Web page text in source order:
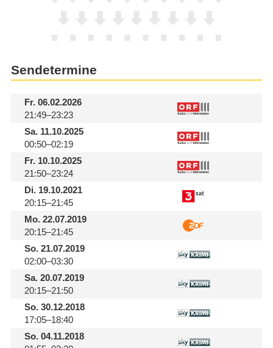
Sendetermine
Fr.06.02.2026
21:49–23:23
Sa.11.10.2025
00:50–02:19
Fr.10.10.2025
21:50–23:24
Di.19.10.2021
20:15–21:45
Mo.22.07.2019
20:15–21:45
So.21.07.2019
02:00–03:30
Sa.20.07.2019
20:15–21:50
So.30.12.2018
17:05–18:40
So.04.11.2018